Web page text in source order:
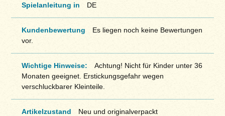
Spielanleitung in DE
Kundenbewertung
Es liegen noch keine Bewertungen
vor.
Wichtige Hinweise:
Achtung! Nicht für Kinder unter 36
Monaten geeignet. Erstickungsgefahr wegen
verschluckbarer Kleinteile.
Artikelzustand Neu und originalverpackt